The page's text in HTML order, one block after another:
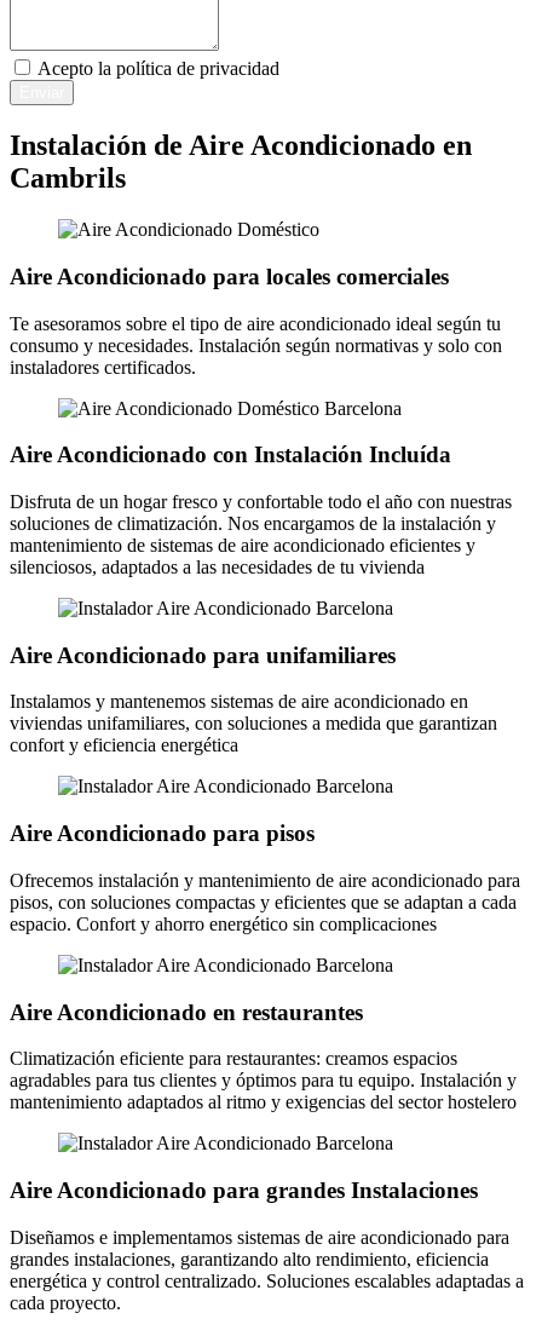
Acepto la política de privacidad
Instalación de Aire Acondicionado en
Cambrils
Aire Acondicionado para locales comerciales
Te asesoramos sobre el tipo de aire acondicionado ideal según tu
consumo y necesidades. Instalación según normativas y solo con
instaladores certificados.
Aire Acondicionado con Instalación Incluída
Disfruta de un hogar fresco y confortable todo el año con nuestras
soluciones de climatización. Nos encargamos de la instalación y
mantenimiento de sistemas de aire acondicionado eficientes y
silenciosos, adaptados a las necesidades de tu vivienda
Aire Acondicionado para unifamiliares
Instalamos y mantenemos sistemas de aire acondicionado en
viviendas unifamiliares, con soluciones a medida que garantizan
confort y eficiencia energética
Aire Acondicionado para pisos
Ofrecemos instalación y mantenimiento de aire acondicionado para
pisos, con soluciones compactas y eficientes que se adaptan a cada
espacio. Confort y ahorro energético sin complicaciones
Aire Acondicionado en restaurantes
Climatización eficiente para restaurantes: creamos espacios
agradables para tus clientes y óptimos para tu equipo. Instalación y
mantenimiento adaptados al ritmo y exigencias del sector hostelero
Aire Acondicionado para grandes Instalaciones
Diseñamos e implementamos sistemas de aire acondicionado para
grandes instalaciones, garantizando alto rendimiento, eficiencia
energética y control centralizado. Soluciones escalables adaptadas a
cada proyecto.